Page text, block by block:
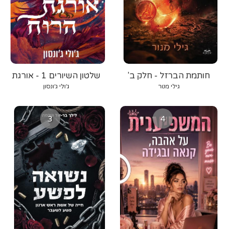
שלטון השיורים 1 - אורגת
הרוח
ג׳ולי ג׳ונסון
חותמת הברזל - חלק ב'
גילי מנור
3 4